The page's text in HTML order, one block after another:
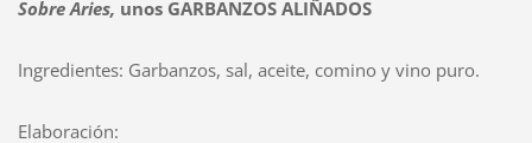
Sobre Aries, unos GARBANZOS ALIÑADOS
Ingredientes: Garbanzos, sal, aceite, comino y vino puro.
Elaboración: